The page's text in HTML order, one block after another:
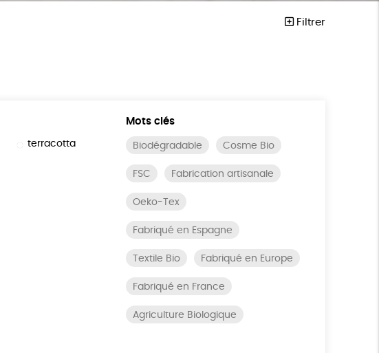
Filtrer
terracotta
Mots clés
Biodégradable Cosme Bio
FSC Fabrication artisanale
Oeko-Tex
Fabriqué en Espagne
Textile Bio Fabriqué en Europe
Fabriqué en France
Agriculture Biologique